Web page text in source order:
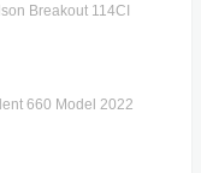
Breakout 114CI
660 Model 2022